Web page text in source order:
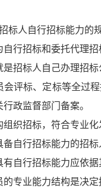
标人自行招标能力的
自行招标和委托代理招
是招标人自己办理招
会评标、定标等全过
政监督部门备案。
组织招标，符合专业
备自行招标能力的招
有自行招标能力应依
的专业能力结构是决